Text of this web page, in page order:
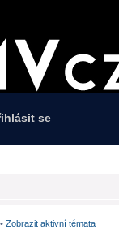
se
• Zobrazit aktivní témata